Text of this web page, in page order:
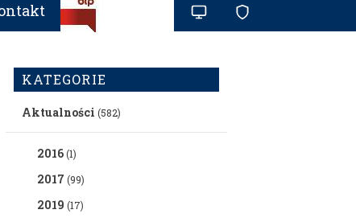
KATEGORIE
Aktualności (582)
2016(1)
2017 (99)
2019 (17)